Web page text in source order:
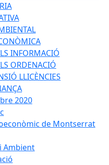
INFORMACIÓ
ORDENACIÓ
LLICÈNCIES
2020
de Montserrat
Ambient